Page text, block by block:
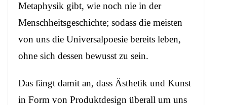
Metaphysik gibt, wie noch nie in der
Menschheitsgeschichte; sodass die meisten
von uns die Universalpoesie bereits leben,
ohne sich dessen bewusst zu sein.
Das fängt damit an, dass Ästhetik und Kunst
in Form von Produktdesign überall um uns